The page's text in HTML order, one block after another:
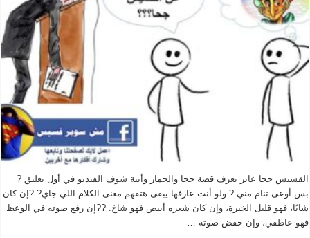
القسيس جحا عايز تعرف قصة جحا والحمار وأبنة شوف الفيديو في أول تعليق ?
بس أوعى تنام مني ? ولو أنت عارفها يبقى هتفهم معنى الكلام اللي جاي? ?إن كان
شابًا، فهو قليل الخبرة، وإن كان شعره أبيض فهو شاخ. ??إن رفع صوته في الوعظ
فهو عاطفي، وإن خفض صوته …